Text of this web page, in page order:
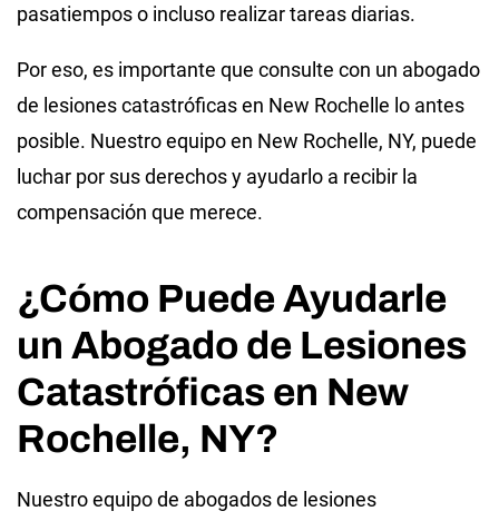
pasatiempos o incluso realizar tareas diarias.
Por eso, es importante que consulte con un abogado
de lesiones catastróficas en New Rochelle lo antes
posible. Nuestro equipo en New Rochelle, NY, puede
luchar por sus derechos y ayudarlo a recibir la
compensación que merece.
¿Cómo Puede Ayudarle
un Abogado de Lesiones
Catastróficas en New
Rochelle, NY?
Nuestro equipo de abogados de lesiones